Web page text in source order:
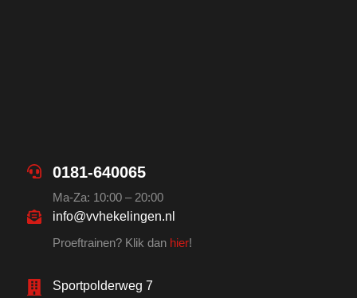
0181-640065
Ma-Za: 10:00 – 20:00
info@vvhekelingen.nl
Proeftrainen? Klik dan hier!
Sportpolderweg 7